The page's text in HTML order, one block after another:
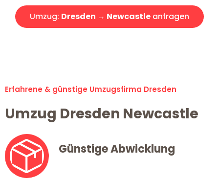
Umzug: Dresden → Newcastle anfragen
Erfahrene & günstige Umzugsfirma Dresden
Umzug Dresden Newcastle
Günstige Abwicklung